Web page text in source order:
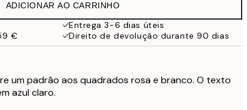
ADICIONAR AO CARRINHO
Entrega 3-6 dias úteis
€
Direito de devolução durante 90 dias
um padrão aos quadrados rosa e branco. O texto
azul claro.